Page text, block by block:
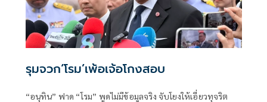
รุมจวก‘โรม’เพ้อเจ้อโกงสอบ
“อนุทิน” ฟาด “โรม” พูดไม่มีข้อมูลจริง จับโยงให้เอี่ยวทุจริต